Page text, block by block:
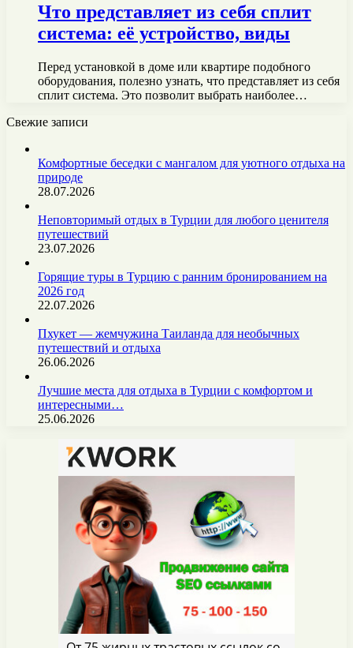
Что представляет из себя сплит
система: её устройство, виды
Перед установкой в доме или квартире подобного
оборудования, полезно узнать, что представляет из себя
сплит система. Это позволит выбрать наиболее…
Свежие записи
Комфортные беседки с мангалом для уютного отдыха на
природе
28.07.2026
Неповторимый отдых в Турции для любого ценителя
путешествий
23.07.2026
Горящие туры в Турцию с ранним бронированием на
2026 год
22.07.2026
Пхукет — жемчужина Таиланда для необычных
путешествий и отдыха
26.06.2026
Лучшие места для отдыха в Турции с комфортом и
интересными…
25.06.2026